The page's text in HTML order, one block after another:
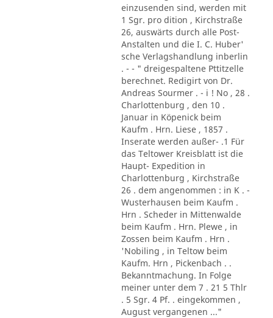
einzusenden sind, werden mit
1 Sgr. pro dition , Kirchstraße
26, auswärts durch alle Post-
Anstalten und die I. C. Huber'
sche Verlagshandlung inberlin
. - - " dreigespaltene Pttitzelle
berechnet. Redigirt von Dr.
Andreas Sourmer . - i ! No , 28 .
Charlottenburg , den 10 .
Januar in Köpenick beim
Kaufm . Hrn. Liese , 1857 .
Inserate werden außer- .1 Für
das Teltower Kreisblatt ist die
Haupt- Expedition in
Charlottenburg , Kirchstraße
26 . dem angenommen : in K . -
Wusterhausen beim Kaufm .
Hrn . Scheder in Mittenwalde
beim Kaufm . Hrn. Plewe , in
Zossen beim Kaufm . Hrn .
'Nobiling , in Teltow beim
Kaufm. Hrn , Pickenbach . .
Bekanntmachung. In Folge
meiner unter dem 7 . 21 5 Thlr
. 5 Sgr. 4 Pf. . eingekommen ,
August vergangenen ..."